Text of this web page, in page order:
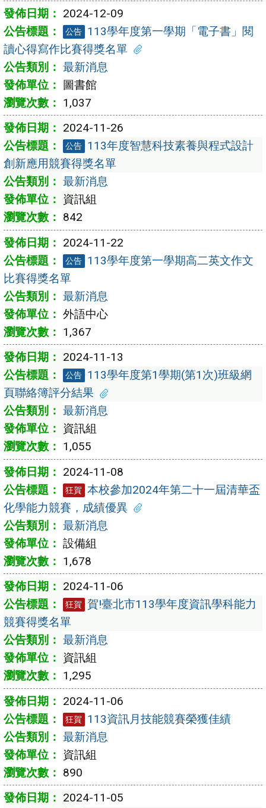
2024-12-09
公告 113學年度第一學期「電子書」閱
讀心得寫作比賽得獎名單
最新消息
圖書館
1,037
2024-11-26
公告 113年度智慧科技素養與程式設計
創新應用競賽得獎名單
最新消息
資訊組
842
2024-11-22
公告 113學年度第一學期高二英文作文
比賽得獎名單
最新消息
外語中心
1,367
2024-11-13
公告 113學年度第1學期(第1次)班級網
頁聯絡簿評分結果
最新消息
資訊組
1,055
2024-11-08
狂賀 本校參加2024年第二十一屆清華盃
化學能力競賽，成績優異
最新消息
設備組
1,678
2024-11-06
狂賀
賀!臺北市113學年度資訊學科能力
競賽得獎名單
最新消息
資訊組
1,295
2024-11-06
狂賀
113資訊月技能競賽榮獲佳績
最新消息
資訊組
890
2024-11-05